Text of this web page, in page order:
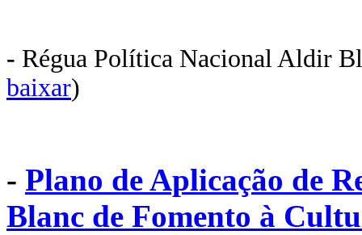
- Régua Política Nacional Aldir
baixar)
- Plano de Aplicação de
Blanc de Fomento à